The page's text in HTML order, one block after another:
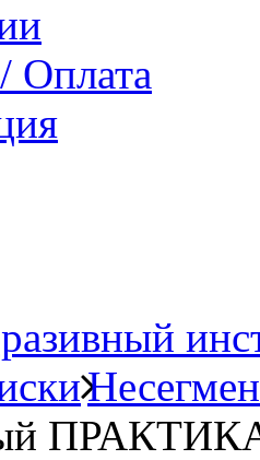
Оплата